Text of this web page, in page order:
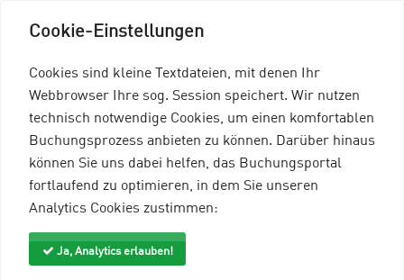
Cookie-Einstellungen
Cookies sind kleine Textdateien, mit denen Ihr
Webbrowser Ihre sog. Session speichert. Wir nutzen
technisch notwendige Cookies, um einen komfortablen
Buchungsprozess anbieten zu können. Darüber hinaus
können Sie uns dabei helfen, das Buchungsportal
fortlaufend zu optimieren, in dem Sie unseren
Analytics Cookies zustimmen:
Ja, Analytics erlauben!
Menü einblenden
mein96-Profil
Anmelden